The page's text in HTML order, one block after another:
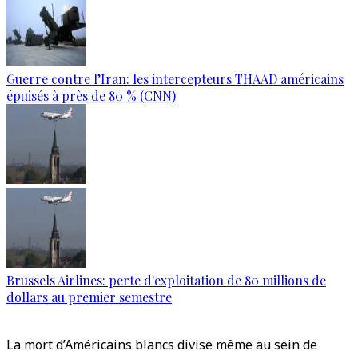
Guerre contre l’Iran: les intercepteurs THAAD américains
épuisés à près de 80 % (CNN)
Brussels Airlines: perte d'exploitation de 80 millions de
dollars au premier semestre
La mort d’Américains blancs divise même au sein de